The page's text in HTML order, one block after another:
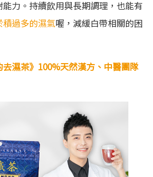
力。持續飲用與長期調理，也能有
過多的濕氣喔，減緩白帶相關的困
濕茶》100%天然漢方、中醫團隊